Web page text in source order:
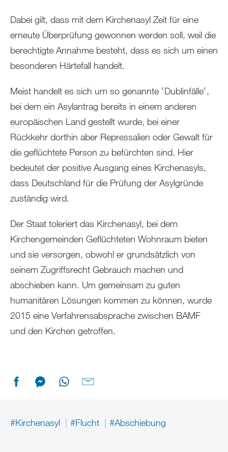
Dabei gilt, dass mit dem Kirchenasyl Zeit für eine
erneute Überprüfung gewonnen werden soll, weil die
berechtigte Annahme besteht, dass es sich um einen
besonderen Härtefall handelt.
Meist handelt es sich um so genannte ՙDublinfälleՙ,
bei dem ein Asylantrag bereits in einem anderen
europäischen Land gestellt wurde, bei einer
Rückkehr dorthin aber Repressalien oder Gewalt für
die geflüchtete Person zu befürchten sind. Hier
bedeutet der positive Ausgang eines Kirchenasyls,
dass Deutschland für die Prüfung der Asylgründe
zuständig wird.
Der Staat toleriert das Kirchenasyl, bei dem
Kirchengemeinden Geflüchteten Wohnraum bieten
und sie versorgen, obwohl er grundsätzlich von
seinem Zugriffsrecht Gebrauch machen und
abschieben kann. Um gemeinsam zu guten
humanitären Lösungen kommen zu können, wurde
2015 eine Verfahrensabsprache zwischen BAMF
und den Kirchen getroffen.
#Kirchenasyl #Flucht #Abschiebung